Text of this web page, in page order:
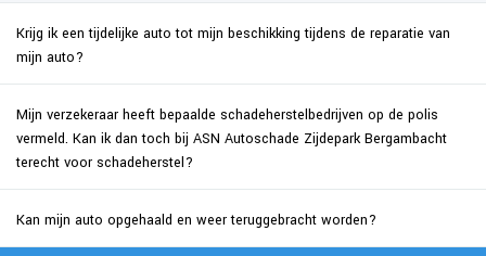
Krijg ik een tijdelijke auto tot mijn beschikking tijdens de reparatie van
mijn auto?
Mijn verzekeraar heeft bepaalde schadeherstelbedrijven op de polis
vermeld. Kan ik dan toch bij ASN Autoschade Zijdepark Bergambacht
terecht voor schadeherstel?
Kan mijn auto opgehaald en weer teruggebracht worden?